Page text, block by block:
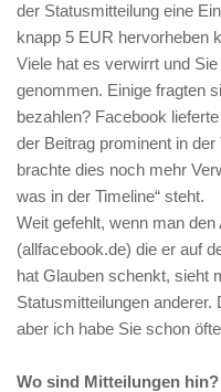
der Statusmitteilung eine
knapp 5 EUR hervorheben
Viele hat es verwirrt und
genommen. Einige fragten
bezahlen? Facebook
der Beitrag prominent in
brachte dies noch mehr
was in der Timeline“ steht.
Weit gefehlt, wenn man
(allfacebook.de) die er auf
hat Glauben schenkt, sieht
Statusmitteilungen
aber ich habe Sie schon
Wo sind Mitteilungen hin?